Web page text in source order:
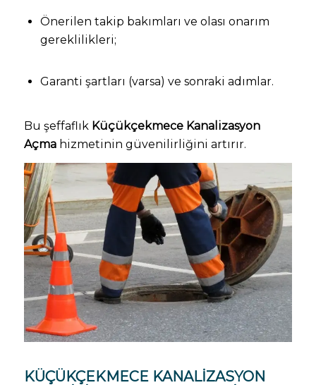
Önerilen takip bakımları ve olası onarım
gereklilikleri;
Garanti şartları (varsa) ve sonraki adımlar.
Bu şeffaflık Küçükçekmece Kanalizasyon
Açmahizmetinin güvenilirliğini artırır.
KÜÇÜKÇEKMECE KANALIZASYON